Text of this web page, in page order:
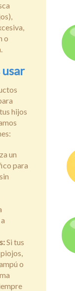
o
hijos
un
para
Si tus
o